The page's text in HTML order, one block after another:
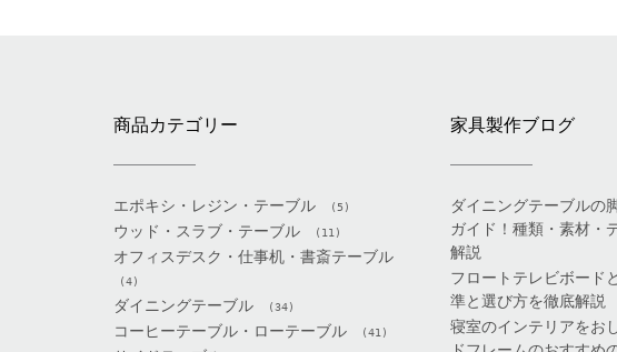
商品カテゴリー
エポキシ・レジン・テーブル (5)
ウッド・スラブ・テーブル (11)
オフィスデスク・仕事机・書斎テーブル
(4)
ダイニングテーブル (34)
コーヒーテーブル・ローテーブル (41)
家具製作ブログ
ダイニングテーブルの
ガイド！種類・素材・
解説
フロートテレビボード
準と選び方を徹底解説
寝室のインテリアをお